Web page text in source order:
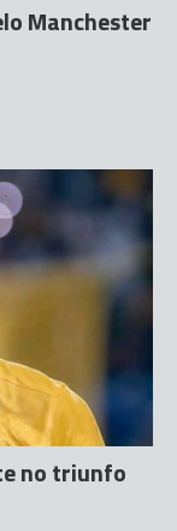
Manchester
no triunfo